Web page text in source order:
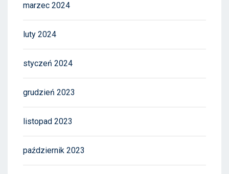
marzec 2024
luty 2024
styczeń 2024
grudzień 2023
listopad 2023
październik 2023